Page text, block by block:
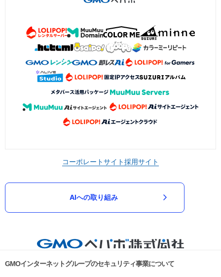
コーポレートサイト採用サイト
AIへの取り組み
GMOインターネットグループのセキュリティ事業について